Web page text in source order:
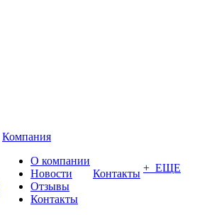
Компания
О компании
Новости
Отзывы
Контакты
Контакты + ЕЩЕ